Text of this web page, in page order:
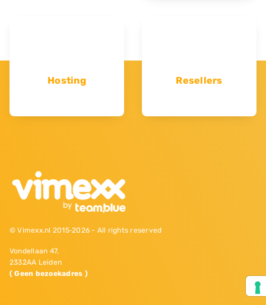
Hosting Resellers
© Vimexx.nl 2015‐2026 - All rights reserved
Vondellaan 47,
2332AA Leiden
( Geen bezoekadres )